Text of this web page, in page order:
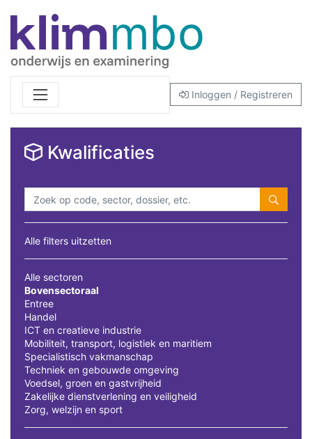
Inloggen / Registreren
Kwalificaties
Alle filters uitzetten
Alle sectoren
Bovensectoraal
Entree
Handel
ICT en creatieve industrie
Mobiliteit, transport, logistiek en maritiem
Specialistisch vakmanschap
Techniek en gebouwde omgeving
Voedsel, groen en gastvrijheid
Zakelijke dienstverlening en veiligheid
Zorg, welzijn en sport